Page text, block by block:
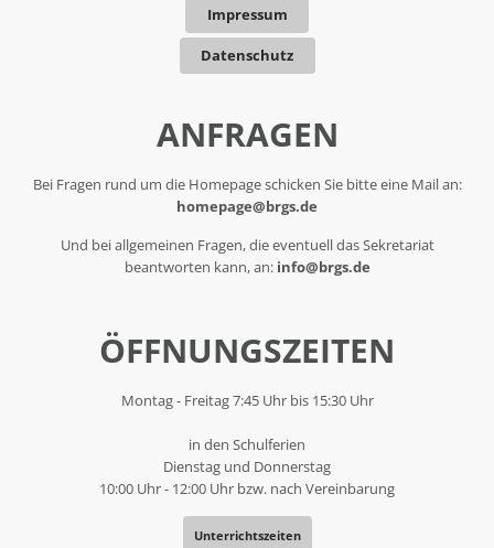
Impressum
Datenschutz
ANFRAGEN
Bei Fragen rund um die Homepage schicken Sie bitte eine Mail an:
homepage@brgs.de
Und bei allgemeinen Fragen, die eventuell das Sekretariat
beantworten kann, an: info@brgs.de
ÖFFNUNGSZEITEN
Montag - Freitag 7:45 Uhr bis 15:30 Uhr
in den Schulferien
Dienstag und Donnerstag
10:00 Uhr - 12:00 Uhr bzw. nach Vereinbarung
Unterrichtszeiten